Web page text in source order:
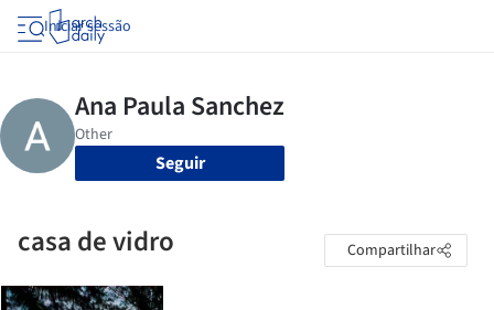
Iniciar sessão
Seguir
casa de vidro Compartilhar